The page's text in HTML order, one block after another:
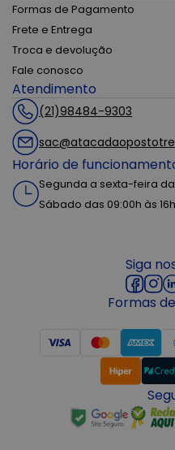
Formas de Pagamento
Frete e Entrega
Troca e devolução
Fale conosco
Atendimento
(21)98484-9303
Horário de
Segunda a sexta-feira
Sábado das 09:00h às
Siga
Formas